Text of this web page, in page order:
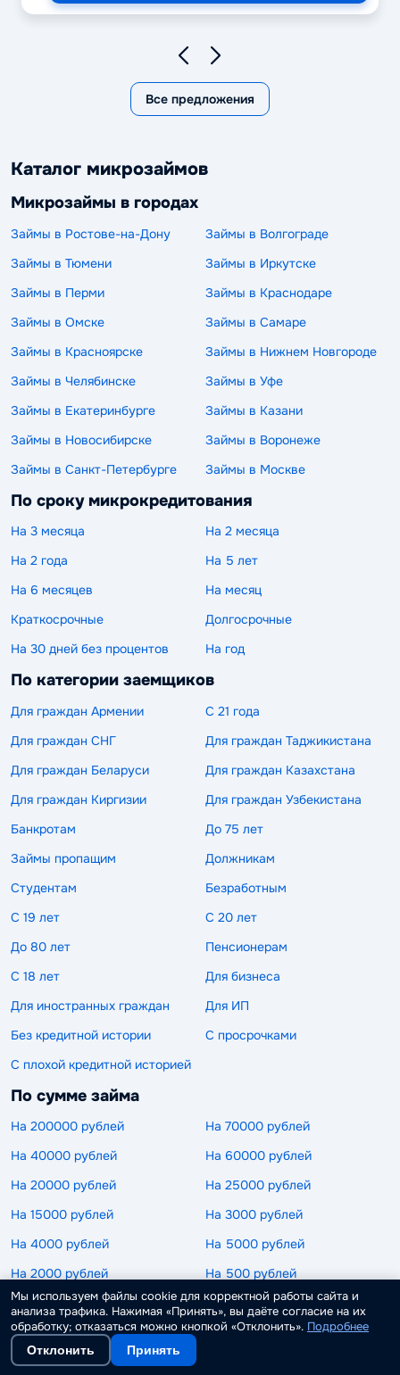
Все предложения
Каталог микрозаймов
Микрозаймы в городах
Займы в Ростове-на-Дону
Займы в Волгограде
Займы в Тюмени
Займы в Иркутске
Займы в Перми
Займы в Краснодаре
Займы в Омске
Займы в Самаре
Займы в Красноярске
Займы в Нижнем Новгороде
Займы в Челябинске
Займы в Уфе
Займы в Екатеринбурге
Займы в Казани
Займы в Новосибирске
Займы в Воронеже
Займы в Санкт-Петербурге
Займы в Москве
По сроку микрокредитования
На 3 месяца
На 2 месяца
На 2 года
На 5 лет
На 6 месяцев
На месяц
Краткосрочные
Долгосрочные
На 30 дней без процентов
На год
По категории заемщиков
Для граждан Армении
С 21 года
Для граждан СНГ
Для граждан Таджикистана
Для граждан Беларуси
Для граждан Казахстана
Для граждан Киргизии
Для граждан Узбекистана
Банкротам
До 75 лет
Займы пропащим
Должникам
Студентам
Безработным
С 19 лет
С 20 лет
До 80 лет
Пенсионерам
С 18 лет
Для бизнеса
Для иностранных граждан
Для ИП
Без кредитной истории
С просрочками
С плохой кредитной историей
По сумме займа
На 200000 рублей
На 70000 рублей
На 40000 рублей
На 60000 рублей
На 20000 рублей
На 25000 рублей
На 15000 рублей
На 3000 рублей
На 4000 рублей
На 5000 рублей
На 2000 рублей
На 500 рублей
На 100 рублей
На 150000 рублей
На 500000 рублей
На 10000 рублей
На 50000 рублей
Мы используем файлы cookie для корректной работы сайта и
анализа трафика. Нажимая «Принять», вы даёте согласие на их
обработку; отказаться можно кнопкой «Отклонить». Подробнее
Отклонить Принять